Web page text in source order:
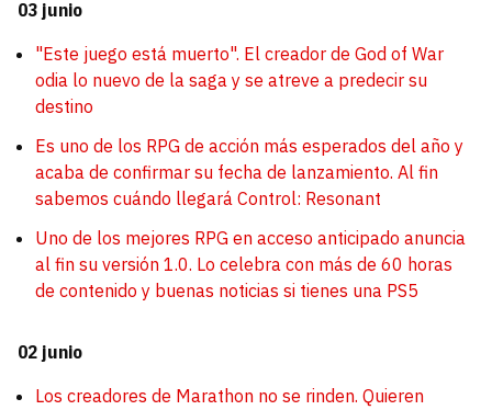
03 junio
"Este juego está muerto". El creador de God of War
odia lo nuevo de la saga y se atreve a predecir su
destino
Es uno de los RPG de acción más esperados del año y
acaba de confirmar su fecha de lanzamiento. Al fin
sabemos cuándo llegará Control: Resonant
Uno de los mejores RPG en acceso anticipado anuncia
al fin su versión 1.0. Lo celebra con más de 60 horas
de contenido y buenas noticias si tienes una PS5
02 junio
Los creadores de Marathon no se rinden. Quieren